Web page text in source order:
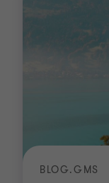
BLOG.GMS